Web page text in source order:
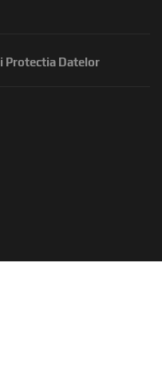
Protectia Datelor